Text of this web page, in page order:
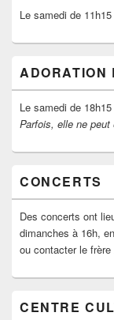
Le samedi de
ADORATION
Le samedi de
Parfois, elle ne peut
CONCERTS
Des concerts ont
dimanches à 16h,
ou contacter le frère
CENTRE